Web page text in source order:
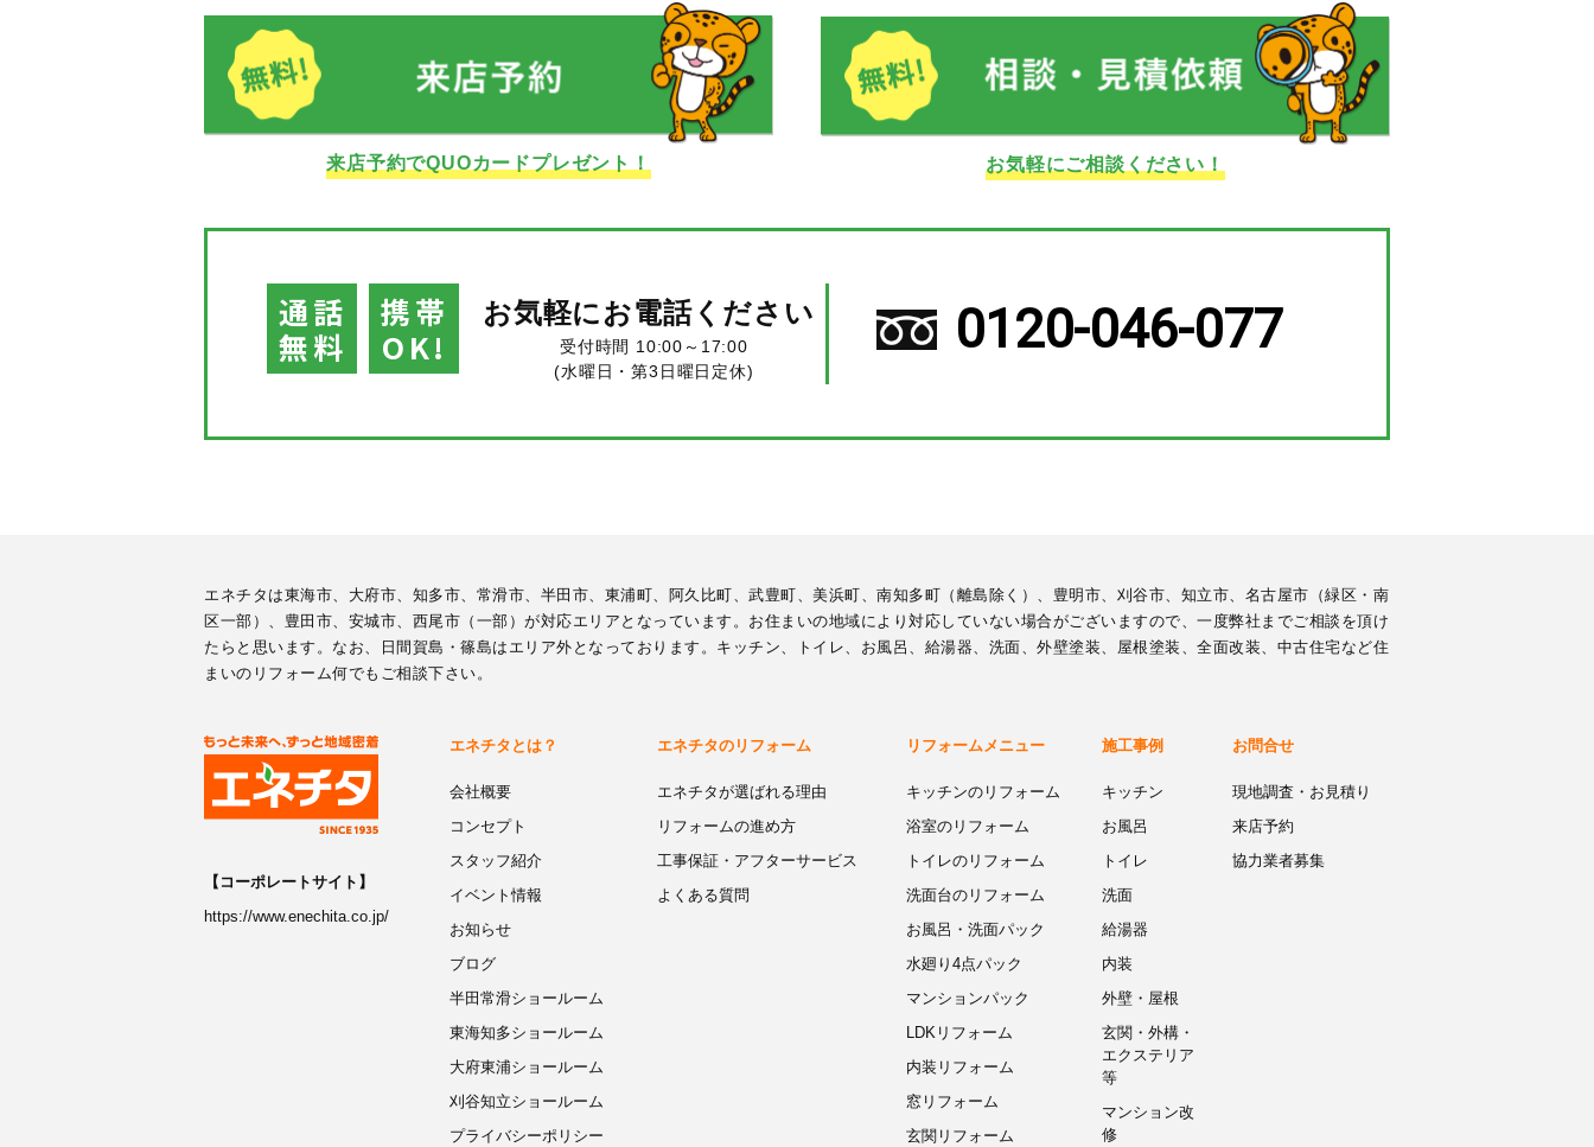
来店予約でQUOカードプレゼント！ お気軽にご相談ください！
通話
無料
携帯
OK!
お気軽にお電話ください
受付時間 10:00～17:00
(水曜日・第3日曜日定休)
0120-046-077
エネチタは東海市、大府市、知多市、常滑市、半田市、東浦町、阿久比町、武豊町、美浜町、南知多町（離島除く）、豊明市、刈谷市、知立市、名古屋市（緑区・南
区一部）、豊田市、安城市、西尾市（一部）が対応エリアとなっています。お住まいの地域により対応していない場合がございますので、一度弊社までご相談を頂け
たらと思います。なお、日間賀島・篠島はエリア外となっております。キッチン、トイレ、お風呂、給湯器、洗面、外壁塗装、屋根塗装、全面改装、中古住宅など住
まいのリフォーム何でもご相談下さい。
【コーポレートサイト】
https://www.enechita.co.jp/
エネチタとは？
会社概要
コンセプト
スタッフ紹介
イベント情報
お知らせ
ブログ
半田常滑ショールーム
東海知多ショールーム
大府東浦ショールーム
刈谷知立ショールーム
プライバシーポリシー
エネチタのリフォーム
エネチタが選ばれる理由
リフォームの進め方
工事保証・アフターサービス
よくある質問
リフォームメニュー
キッチンのリフォーム
浴室のリフォーム
トイレのリフォーム
洗面台のリフォーム
お風呂・洗面パック
水廻り4点パック
マンションパック
LDKリフォーム
内装リフォーム
窓リフォーム
玄関リフォーム
施工事例
キッチン
お風呂
トイレ
洗面
給湯器
内装
外壁・屋根
玄関・外構・
エクステリア
等
マンション改
修
お問合せ
現地調査・お見積り
来店予約
協力業者募集